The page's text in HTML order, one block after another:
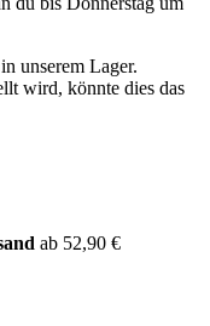
unserem Lager.
wird, könnte dies das
ab 52,90 €